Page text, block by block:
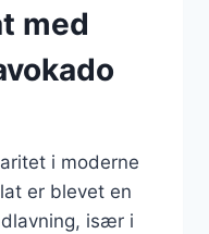
med
i moderne
er blevet en
især i